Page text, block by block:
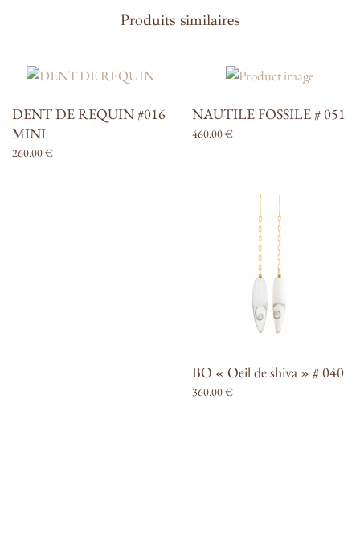
Produits similaires
DENT DE REQUIN #016
MINI
260.00€
NAUTILE FOSSILE # 051
460.00€
BO « Oeil de shiva » # 040
360.00€